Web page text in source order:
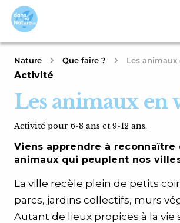
Nature Que faire ? Les animaux
Activité
Les animaux en
Activité pour 6-8 ans et 9-12 ans.
Viens apprendre à reconnaître
animaux qui peuplent nos
La ville recèle plein de petits
parcs, jardins collectifs, murs
Autant de lieux propices à la vie